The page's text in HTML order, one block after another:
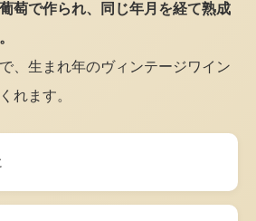
萄で作られ、同じ年月を経て熟成
、生まれ年のヴィンテージワイン
れます。